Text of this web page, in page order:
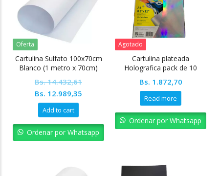
Oferta
Cartulina Sulfato 100x70cm
Blanco (1 metro x 70cm)
Bs.14.432,61
Original
price
was:
Bs. 14.432,61.
Bs. 12.989,35
Bs. 12.989,35.
Add to cart
Ordenar por Whatsapp
Agotado
Cartulina plateada
Holografica pack de 10
Pointer
Bs. 1.872,70
Read more
Ordenar por Whatsapp